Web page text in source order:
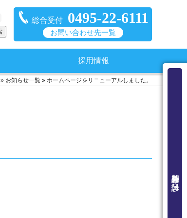
総合受付 0495-22-6111
お問い合わせ先一覧
採用情報
» お知らせ一覧 » ホームページをリニューアルしました。
外来診療時間と休診日